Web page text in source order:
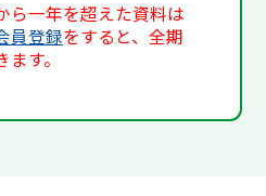
ら一年を超えた資料は
員登録をすると、全期
す。